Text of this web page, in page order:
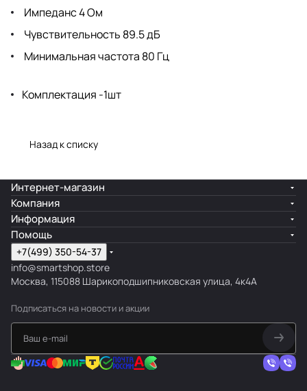
Импеданс 4 Ом
Чувствительность 89.5 дБ
Минимальная частота 80 Гц
Комплектация -1шт
Назад к списку
Интернет-магазин
Компания
Информация
Помощь
+7(499) 350-54-37
info@smartshop.store
Москва, 115088 Шарикоподшипниковская улица, 4к4А
Подписаться на новости и акции